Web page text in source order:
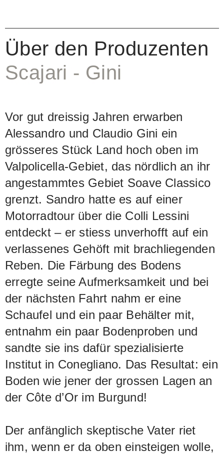
Über den Produzenten
Scajari - Gini
Vor gut dreissig Jahren erwarben
Alessandro und Claudio Gini ein
grösseres Stück Land hoch oben im
Valpolicella-Gebiet, das nördlich an ihr
angestammtes Gebiet Soave Classico
grenzt. Sandro hatte es auf einer
Motorradtour über die Colli Lessini
entdeckt – er stiess unverhofft auf ein
verlassenes Gehöft mit brachliegenden
Reben. Die Färbung des Bodens
erregte seine Aufmerksamkeit und bei
der nächsten Fahrt nahm er eine
Schaufel und ein paar Behälter mit,
entnahm ein paar Bodenproben und
sandte sie ins dafür spezialisierte
Institut in Conegliano. Das Resultat: ein
Boden wie jener der grossen Lagen an
der Côte d’Or im Burgund!
Der anfänglich skeptische Vater riet
ihm, wenn er da oben einsteigen wolle,